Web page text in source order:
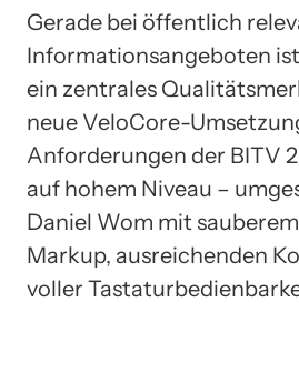
Gerade bei öffentlich
Informationsangeboten
ein zentrales
neue VeloCore-
Anforderungen der BITV
auf hohem Niveau –
Daniel Wom mit
Markup, ausreichenden
voller